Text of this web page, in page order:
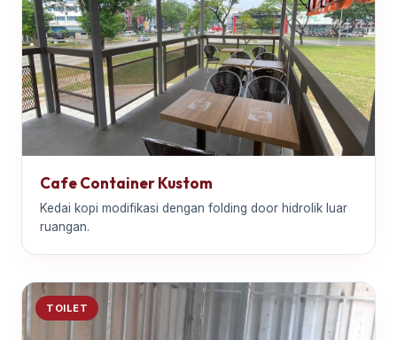
Cafe Container Kustom
Kedai kopi modifikasi dengan folding door hidrolik luar
ruangan.
TOILET